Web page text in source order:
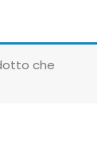
che